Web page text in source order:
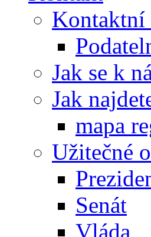
Kontaktní
Jak se k
Jak
mapa
Užitečné
Senát
Vláda